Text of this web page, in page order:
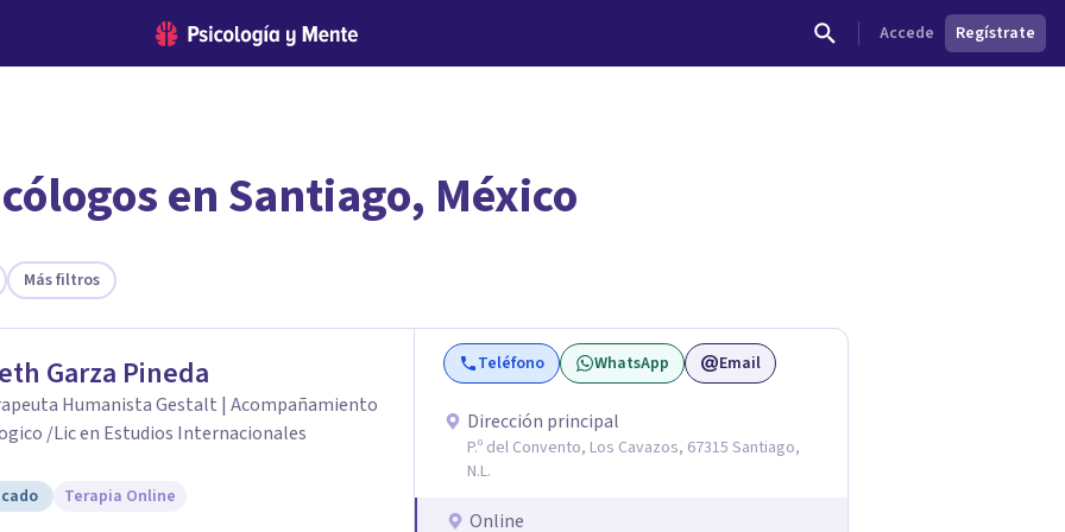
Accede Regístrate
el psicólogo adecuado?
en Santiago, México
Más filtros
Garza Pineda
Humanista Gestalt | Acompañamiento
/Lic en Estudios Internacionales
Terapia Online
Teléfono WhatsApp Email
Dirección principal
P.º del Convento, Los Cavazos, 67315 Santiago,
N.L.
Online